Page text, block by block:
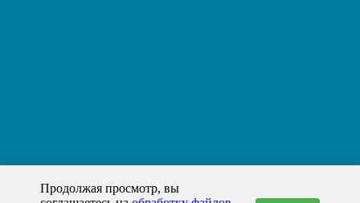
Продолжая просмотр, вы